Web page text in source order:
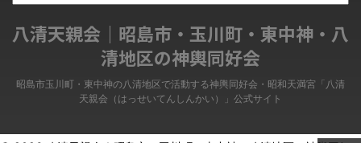
八清天親会｜昭島市・玉川町・東中神・八
清地区の神輿同好会
昭島市玉川町・東中神の八清地区で活動する神輿同好会・昭和天満宮「八清
天親会（はっせいてんしんかい）」公式サイト